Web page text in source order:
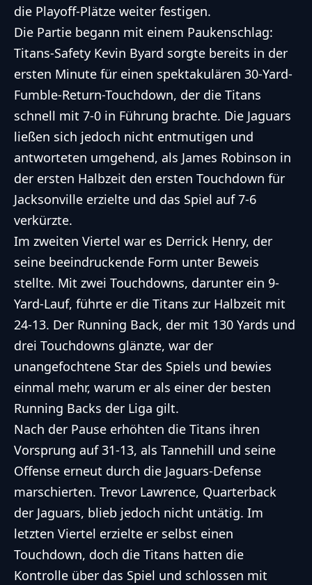
die Playoff-Plätze weiter festigen.
Die Partie begann mit einem Paukenschlag:
Titans-Safety Kevin Byard sorgte bereits in der
ersten Minute für einen spektakulären 30-Yard-
Fumble-Return-Touchdown, der die Titans
schnell mit 7-0 in Führung brachte. Die Jaguars
ließen sich jedoch nicht entmutigen und
antworteten umgehend, als James Robinson in
der ersten Halbzeit den ersten Touchdown für
Jacksonville erzielte und das Spiel auf 7-6
verkürzte.
Im zweiten Viertel war es Derrick Henry, der
seine beeindruckende Form unter Beweis
stellte. Mit zwei Touchdowns, darunter ein 9-
Yard-Lauf, führte er die Titans zur Halbzeit mit
24-13. Der Running Back, der mit 130 Yards und
drei Touchdowns glänzte, war der
unangefochtene Star des Spiels und bewies
einmal mehr, warum er als einer der besten
Running Backs der Liga gilt.
Nach der Pause erhöhten die Titans ihren
Vorsprung auf 31-13, als Tannehill und seine
Offense erneut durch die Jaguars-Defense
marschierten. Trevor Lawrence, Quarterback
der Jaguars, blieb jedoch nicht untätig. Im
letzten Viertel erzielte er selbst einen
Touchdown, doch die Titans hatten die
Kontrolle über das Spiel und schlossen mit